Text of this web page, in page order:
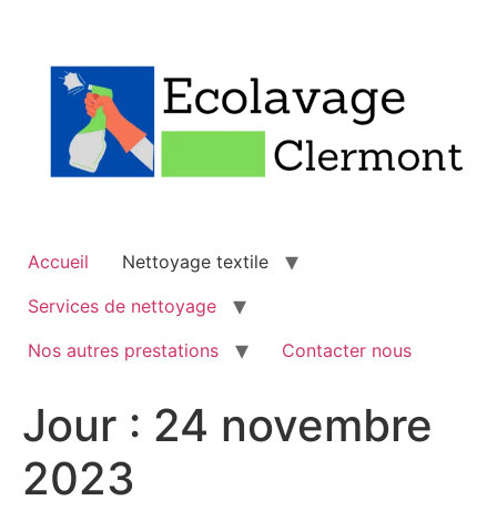
Accueil
Nettoyage textile
Services de nettoyage
Nos autres prestations
Contacter nous
Jour : 24 novembre
2023